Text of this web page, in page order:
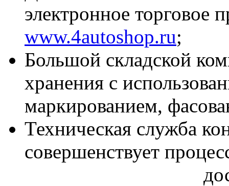
электронное торговое
www.4autoshop.ru;
Большой складской
хранения с
маркированием,
Техническая служба
совершенствует